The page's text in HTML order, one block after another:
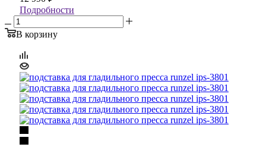
Подробности
В корзину